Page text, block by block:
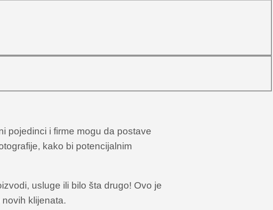
pojedinci i firme mogu da postave
kako bi potencijalnim
usluge ili bilo šta drugo! Ovo je
klijenata.